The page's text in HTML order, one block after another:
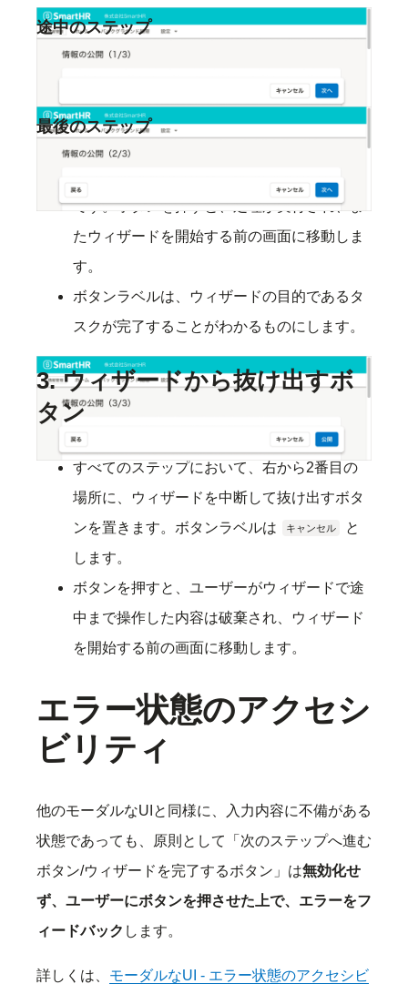
途中のステップ
最後のステップ
です。ボタンを押すと、処理が実行され、ま
たウィザードを開始する前の画面に移動しま
す。
ボタンラベルは、ウィザードの目的であるタ
スクが完了することがわかるものにします。
3. ウィザードから抜け出すボ
タン
すべてのステップにおいて、右から2番目の
場所に、ウィザードを中断して抜け出すボタ
ンを置きます。ボタンラベルは
キャンセル
と
します。
ボタンを押すと、ユーザーがウィザードで途
中まで操作した内容は破棄され、ウィザード
を開始する前の画面に移動します。
エラー状態のアクセシ
ビリティ
他のモーダルなUIと同様に、入力内容に不備がある
状態であっても、原則として「次のステップへ進む
ボタン/ウィザードを完了するボタン」は無効化せ
ず、ユーザーにボタンを押させた上で、エラーをフ
ィードバック します。
詳しくは、 モーダルなUI - エラー状態のアクセシビ